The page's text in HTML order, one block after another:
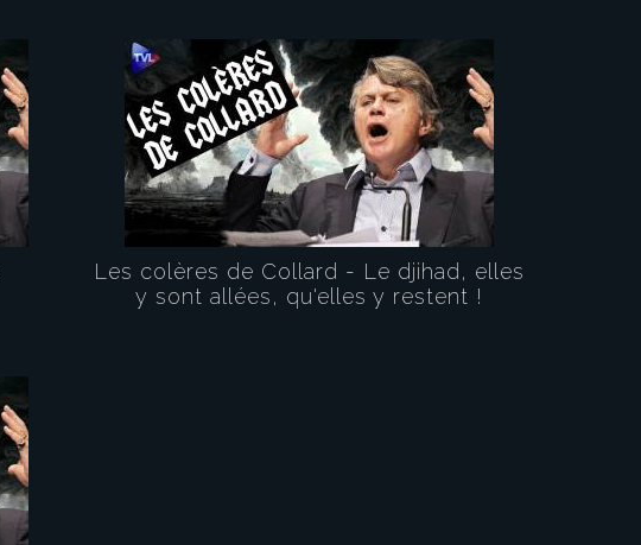
Les colères de Collard - Le djihad, elles
y sont allées, qu'elles y restent !